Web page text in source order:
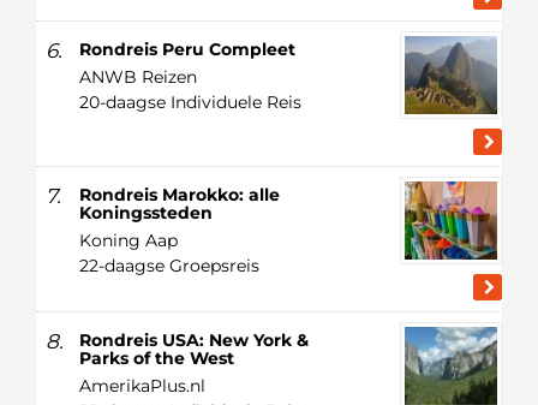
6.
Rondreis Peru Compleet
ANWB Reizen
20-daagse Individuele Reis
7.
Rondreis Marokko: alle
Koningssteden
Koning Aap
22-daagse Groepsreis
8.
Rondreis USA: New York &
Parks of the West
AmerikaPlus.nl